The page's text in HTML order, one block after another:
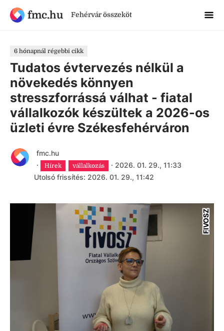
fmc.hu Fehérvár összeköt
6 hónapnál régebbi cikk
Tudatos évtervezés nélkül a
növekedés könnyen
stresszforrássá válhat - fiatal
vállalkozók készültek a 2026-os
üzleti évre Székesfehérváron
fmc.hu
·
Hírek vállalkozás · 2026. 01. 29., 11:33
Utolsó frissítés: 2026. 01. 29., 11:42
FIVOSZ